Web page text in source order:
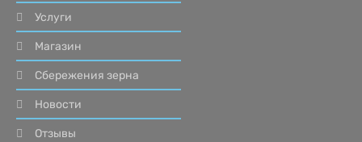
Услуги
Магазин
Сбережения зерна
Новости
Отзывы